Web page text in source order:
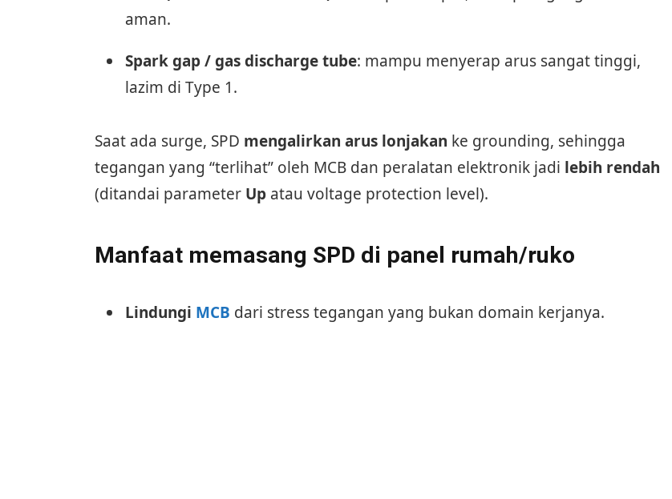
aman.
Spark gap / gas discharge tube: mampu menyerap arus sangat tinggi,
lazim di Type 1.
Saat ada surge, SPD mengalirkan arus lonjakan ke grounding, sehingga
tegangan yang “terlihat” oleh MCB dan peralatan elektronik jadi lebih rendah
(ditandai parameter Upatau voltage protection level).
Manfaat memasang SPD di panel rumah/ruko
Lindungi MCB dari stress tegangan yang bukan domain kerjanya.